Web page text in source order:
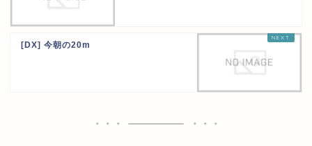
[DX] 今朝の20m